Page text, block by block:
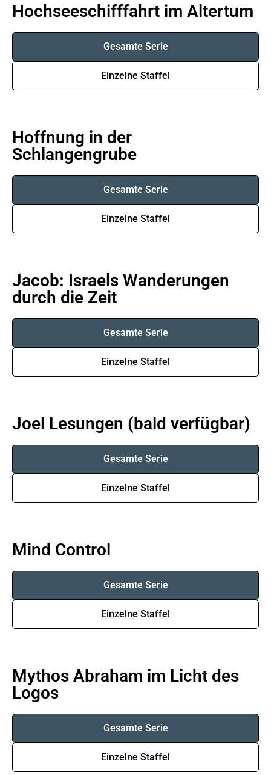
Hochseeschifffahrt im Altertum
Gesamte Serie
Einzelne Staffel
Hoffnung in der
Schlangengrube
Gesamte Serie
Einzelne Staffel
Jacob: Israels Wanderungen
durch die Zeit
Gesamte Serie
Einzelne Staffel
Joel Lesungen (bald verfügbar)
Gesamte Serie
Einzelne Staffel
Mind Control
Gesamte Serie
Einzelne Staffel
Mythos Abraham im Licht des
Logos
Gesamte Serie
Einzelne Staffel